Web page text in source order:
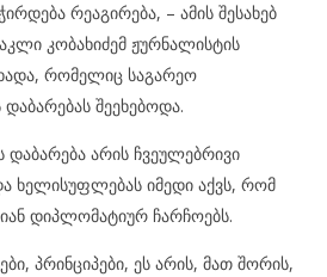
რეაგირება, – ამის შესახებ
კობახიძემ ჟურნალისტის
რომელიც საგარეო
შეეხებოდა.
დაბარება არის ჩვეულებრივი
ხელისუფლებას იმედი აქვს, რომ
დიპლომატიურ ჩარჩოებს.
პრინციპები, ეს არის, მათ შორის,